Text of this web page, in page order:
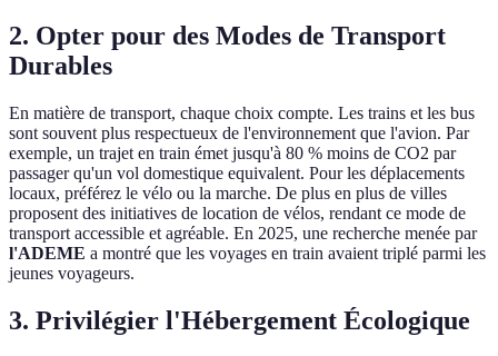
2. Opter pour des Modes de Transport
Durables
En matière de transport, chaque choix compte. Les trains et les bus
sont souvent plus respectueux de l'environnement que l'avion. Par
exemple, un trajet en train émet jusqu'à 80 % moins de CO2 par
passager qu'un vol domestique equivalent. Pour les déplacements
locaux, préférez le vélo ou la marche. De plus en plus de villes
proposent des initiatives de location de vélos, rendant ce mode de
transport accessible et agréable. En 2025, une recherche menée par
l'ADEME a montré que les voyages en train avaient triplé parmi les
jeunes voyageurs.
3. Privilégier l'Hébergement Écologique